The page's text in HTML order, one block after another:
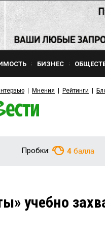
БИЗНЕС
Мнения Рейтинги
Пробки: 4 балла
учебно